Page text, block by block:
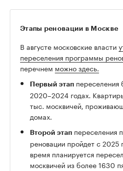
Этапы реновации в Москве
В августе московские власти
переселения программы
перечнем можно здесь.
Первый этап переселения
2020–2024 годах.
тыс. москвичей,
домах.
Второй этап переселения
реновации пройдет с 2025
время планируется
москвичей из более 1630